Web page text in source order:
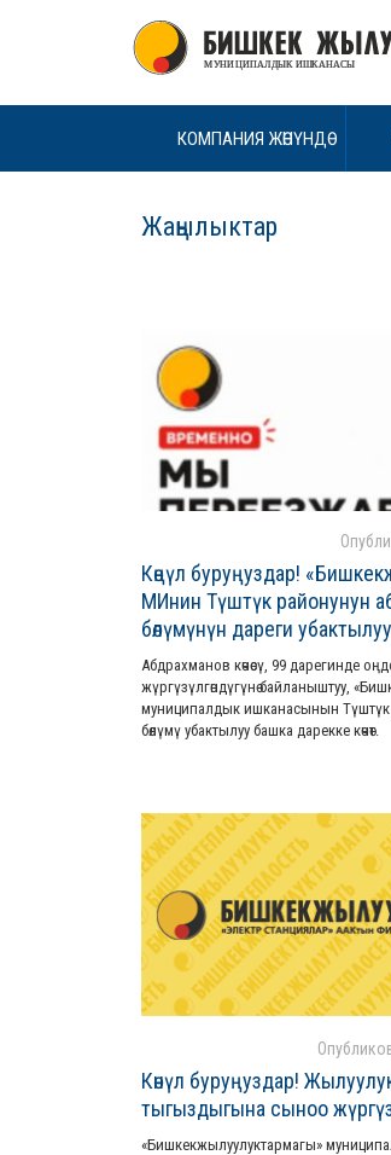
КОМПАНИЯ ЖӨНҮНДӨ
Жаңылыктар
Көңүл буруңуздар!
МИнин Түштүк районунун
бөлүмүнүн дареги убактылуу
Абдрахманов көчөсү, 99 дарегинде
жүргүзүлгөндүгүнө байланыштуу,
муниципалдык ишканасынын Түштүк
бөлүмү убактылуу башка дарекке көчөт.
Көнүл буруңуздар!
тыгыздыгына сыноо
«Бишкекжылуулуктармагы»